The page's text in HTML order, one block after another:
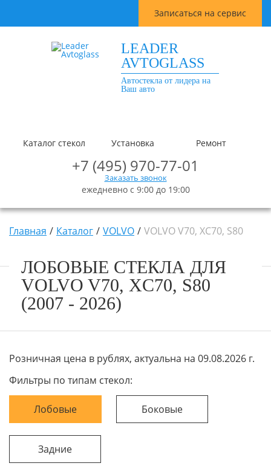
Записаться на сервис
LEADER
AVTOGLASS
Автостекла от лидера на
Ваш авто
Каталог стекол Установка Ремонт
+7 (495) 970-77-01
Заказать звонок
ежедневно с 9:00 до 19:00
Главная Каталог VOLVO VOLVO V70, XC70, S80
ЛОБОВЫЕ СТЕКЛА ДЛЯ
VOLVO V70, XC70, S80
(2007 - 2026)
Розничная цена в рублях, актуальна на 09.08.2026 г.
Фильтры по типам стекол:
Лобовые Боковые
Задние